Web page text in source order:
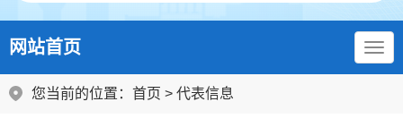
网站首页
您当前的位置： 首页 > 代表信息